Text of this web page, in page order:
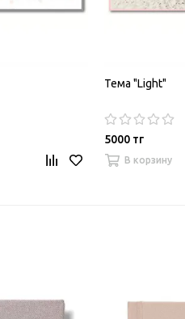
Тема "Light"
5000 тг
В корзину